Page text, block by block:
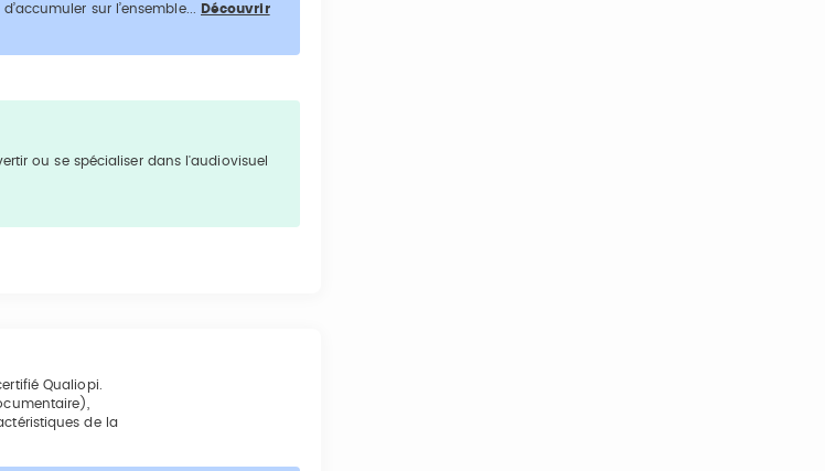
sur l’ensemble...
Découvrir
ou se spécialiser dans l'audiovisuel
Qualiopi.
de la